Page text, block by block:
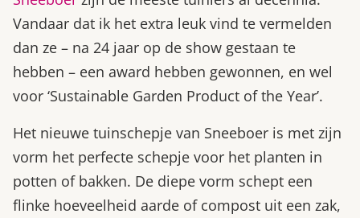
Vandaar dat ik het extra leuk vind te vermelden
dan ze – na 24 jaar op de show gestaan te
hebben – een award hebben gewonnen, en wel
voor ‘Sustainable Garden Product of the Year’.
Het nieuwe tuinschepje van Sneeboer is met zijn
vorm het perfecte schepje voor het planten in
potten of bakken. De diepe vorm schept een
flinke hoeveelheid aarde of compost uit een zak,